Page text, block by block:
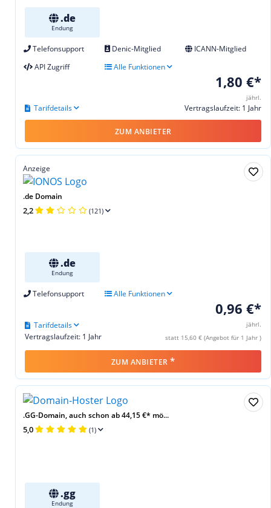
.de
Endung
Telefonsupport Denic-Mitglied
ICANN-Mitglied
API Zugriff
Alle Funktionen
1,80 €*
jährl.
Vertragslaufzeit: 1 Jahr
Tarifdetails
ZUM ANBIETER
Anzeige
.de Domain
2,2 (121)
.de
Endung
Telefonsupport Alle Funktionen
0,96 €*
jährl.
statt 15,60 € (Angebot für 1 Jahr )
Vertragslaufzeit: 1 Jahr
Tarifdetails
ZUM ANBIETER *
.GG-Domain, auch schon ab 44,15 €* mö...
5,0 (1)
.gg
Endung